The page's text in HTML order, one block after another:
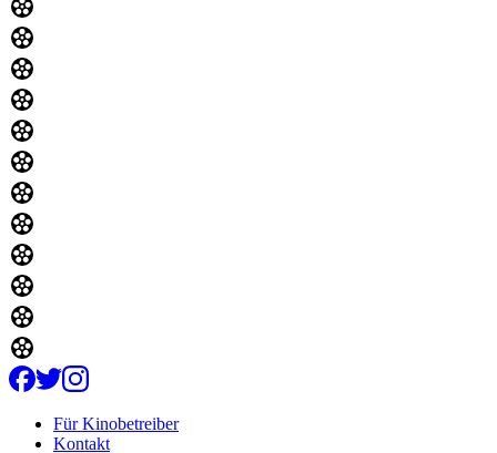
Für Kinobetreiber
Kontakt